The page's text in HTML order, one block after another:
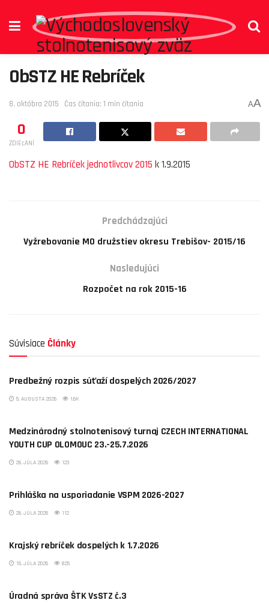
ObSTZ HE Rebríček
8. októbra 2015 Čas čítania: 1 min čítania AA
0
ZDIEĽANÍ
ObSTZ HE Rebríček jednotlivcov 2015 k 1.9.2015
Predchádzajúci
Vyžrebovanie MO družstiev okresu Trebišov- 2015/16
Nasledujúci
Rozpočet na rok 2015-16
Súvisiace Články
AKTUALITY
Predbežný rozpis súťaží dospelých 2026/2027
5. AUGUSTA 2026 1.6K
Medzinárodný stolnotenisový turnaj CZECH INTERNATIONAL
YOUTH CUP OLOMOUC 23.-25.7.2026
26. JÚLA 2026 123
Prihláška na usporiadanie VSPM 2026-2027
26. JÚLA 2026 112
Krajský rebríček dospelých k 1.7.2026
15. JÚLA 2026 825
Úradná správa ŠTK VsSTZ č.3